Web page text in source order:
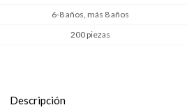
6-8 años, más 8 años
200 piezas
Descripción